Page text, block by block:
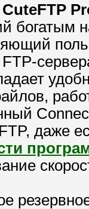
CuteFTP
богатым
даже